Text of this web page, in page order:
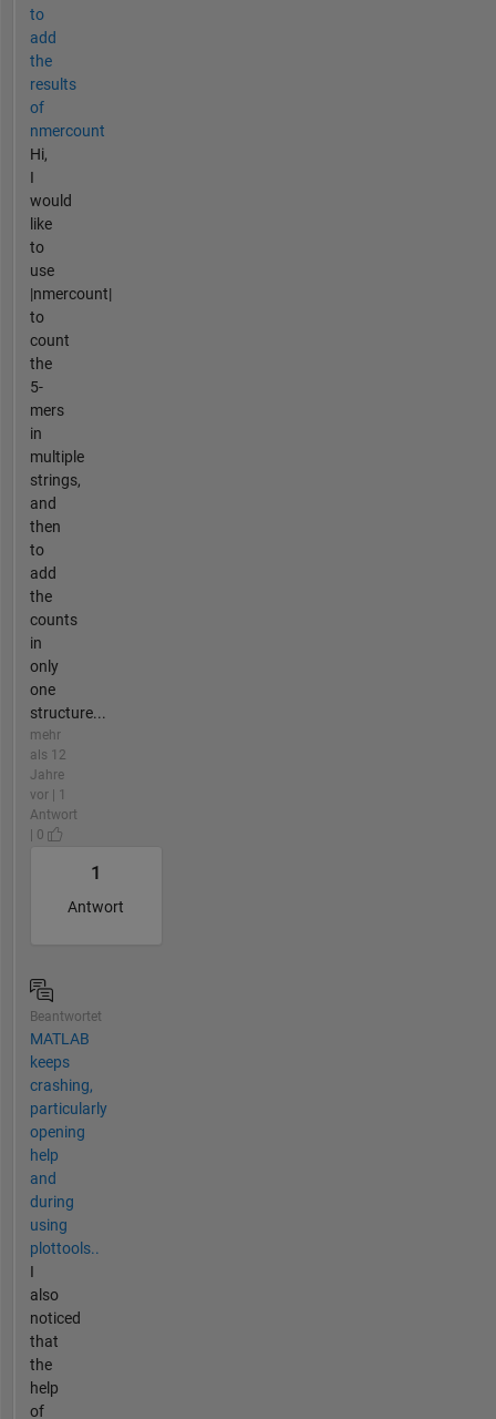
to
add
the
results
of
nmercount
Hi,
I
would
like
to
use
|nmercount|
to
count
the
5-
mers
in
multiple
strings,
and
then
to
add
the
counts
in
only
one
structure...
mehr
als 12
Jahre
vor | 1
Antwort
| 0
1
Antwort
Beantwortet
MATLAB
keeps
crashing,
particularly
opening
help
and
during
using
plottools..
I
also
noticed
that
the
help
of